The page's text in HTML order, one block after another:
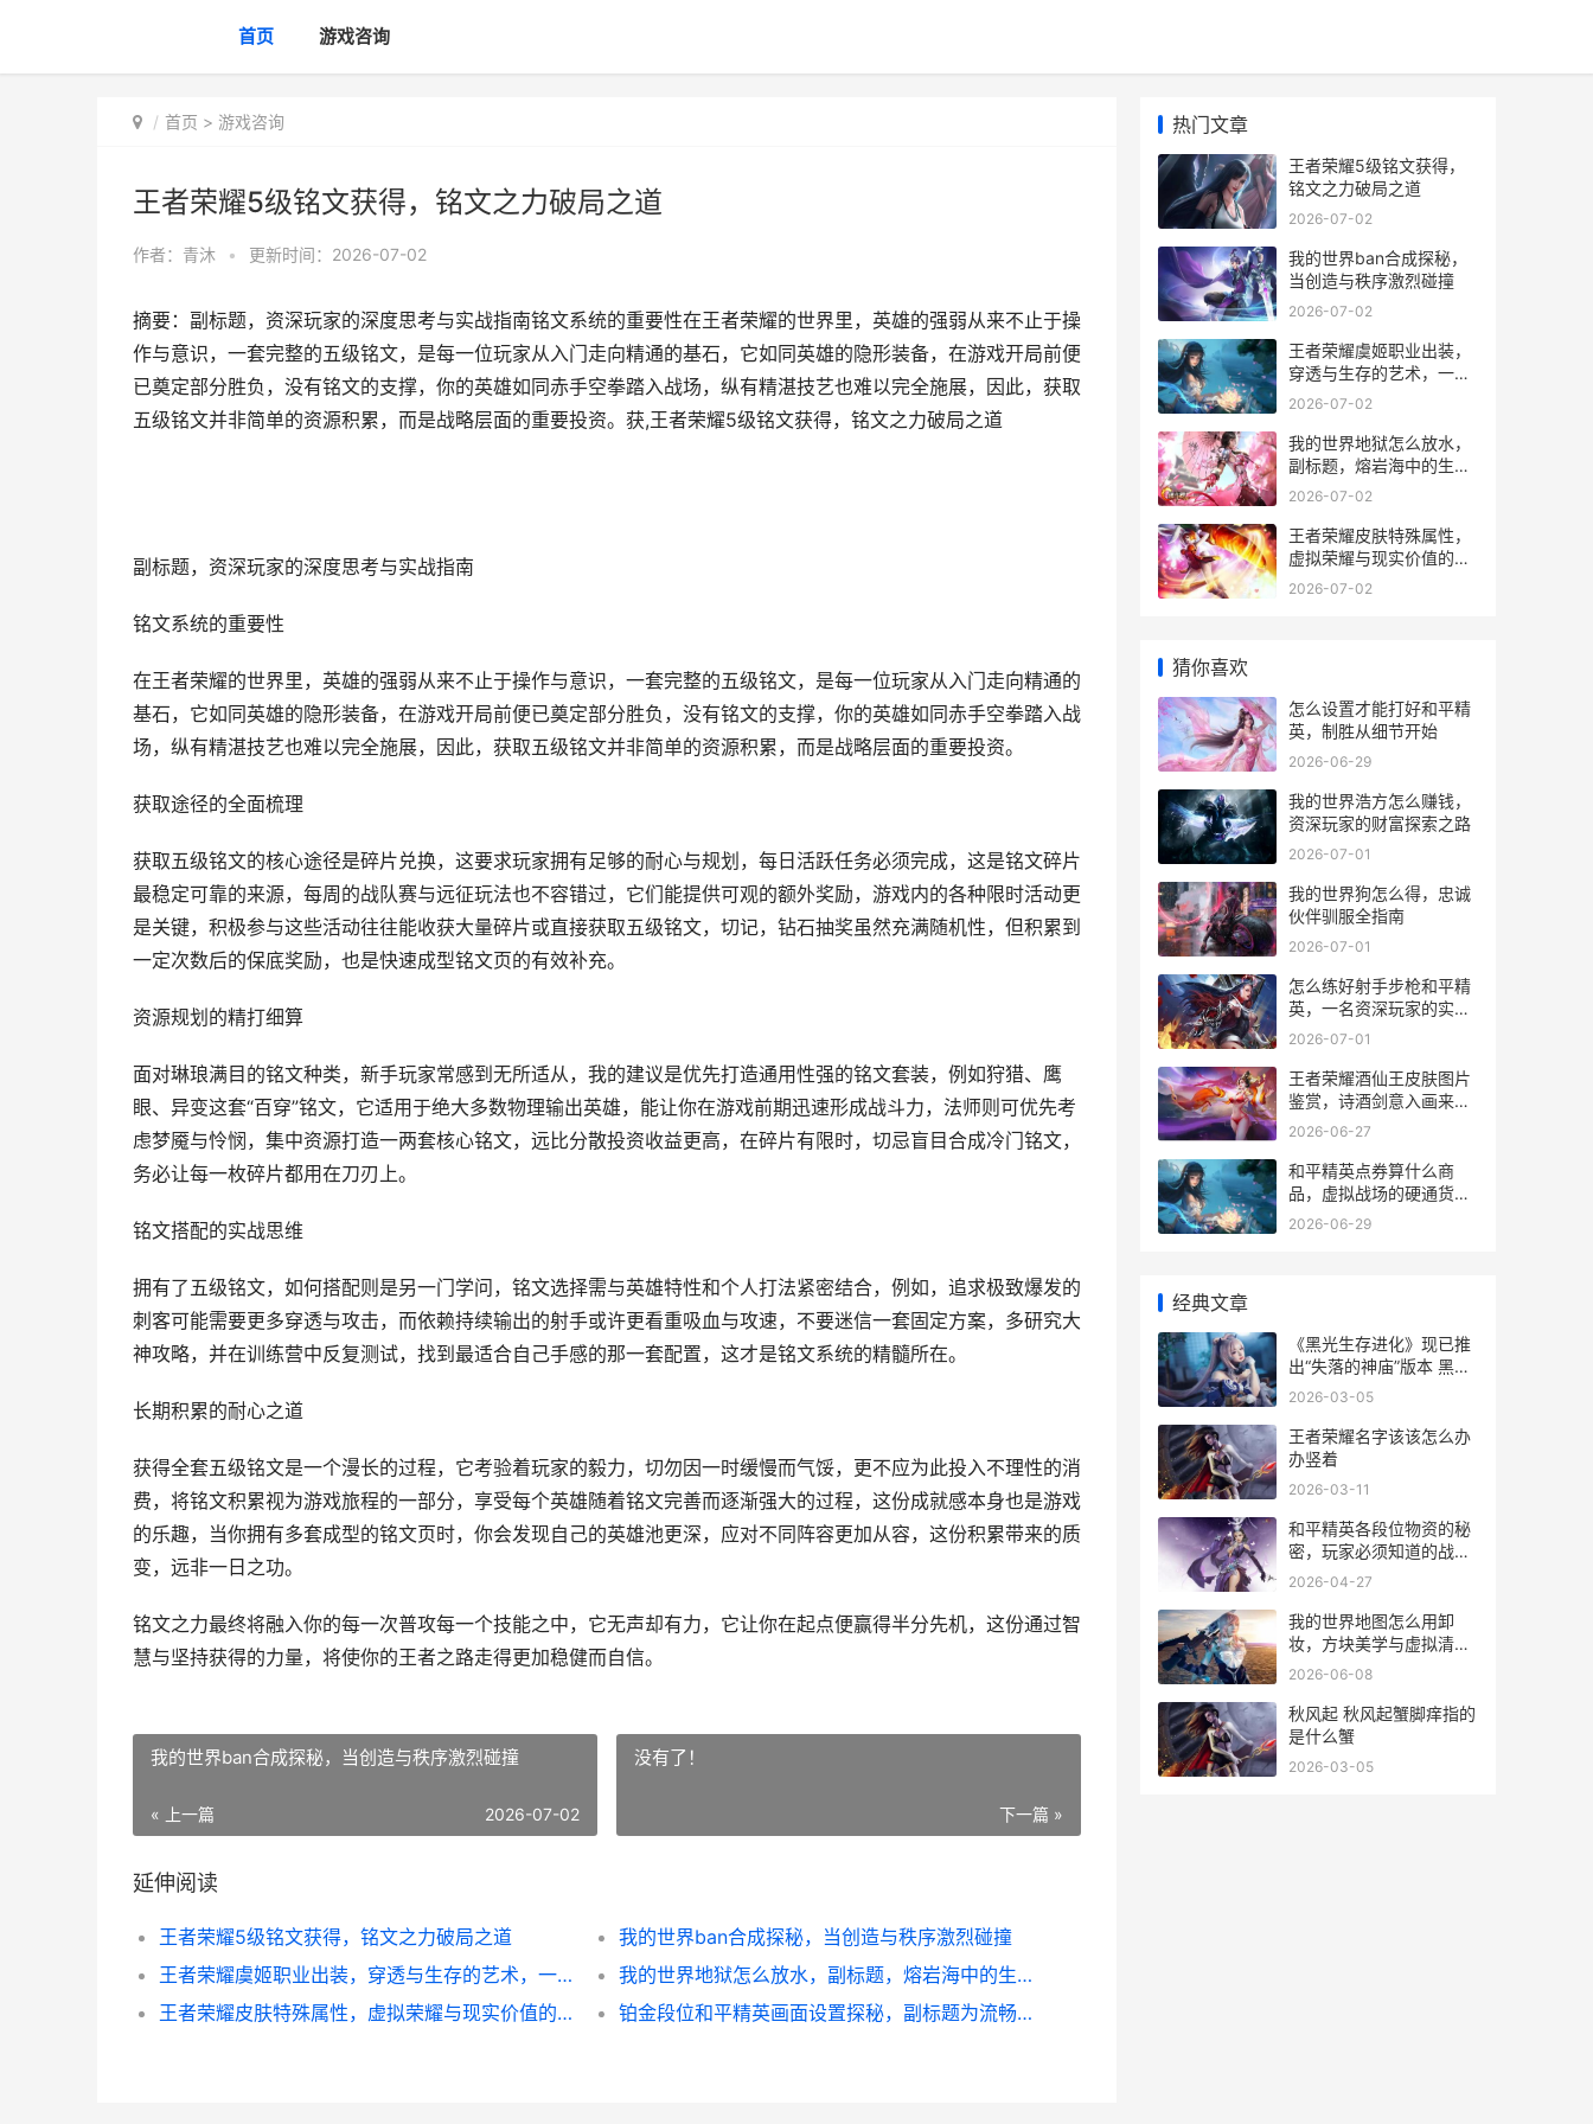
首页 游戏咨询
首页 > 游戏咨询
王者荣耀5级铭文获得，铭文之力破局之道
作者： 青沐 • 更新时间：2026-07-02
摘要：副标题，资深玩家的深度思考与实战指南铭文系统的重要性在王者荣耀的世界里，英雄的强弱从来不止于操
作与意识，一套完整的五级铭文，是每一位玩家从入门走向精通的基石，它如同英雄的隐形装备，在游戏开局前便
已奠定部分胜负，没有铭文的支撑，你的英雄如同赤手空拳踏入战场，纵有精湛技艺也难以完全施展，因此，获取
五级铭文并非简单的资源积累，而是战略层面的重要投资。获,王者荣耀5级铭文获得，铭文之力破局之道
副标题，资深玩家的深度思考与实战指南
铭文系统的重要性
在王者荣耀的世界里，英雄的强弱从来不止于操作与意识，一套完整的五级铭文，是每一位玩家从入门走向精通的
基石，它如同英雄的隐形装备，在游戏开局前便已奠定部分胜负，没有铭文的支撑，你的英雄如同赤手空拳踏入战
场，纵有精湛技艺也难以完全施展，因此，获取五级铭文并非简单的资源积累，而是战略层面的重要投资。
获取途径的全面梳理
获取五级铭文的核心途径是碎片兑换，这要求玩家拥有足够的耐心与规划，每日活跃任务必须完成，这是铭文碎片
最稳定可靠的来源，每周的战队赛与远征玩法也不容错过，它们能提供可观的额外奖励，游戏内的各种限时活动更
是关键，积极参与这些活动往往能收获大量碎片或直接获取五级铭文，切记，钻石抽奖虽然充满随机性，但积累到
一定次数后的保底奖励，也是快速成型铭文页的有效补充。
资源规划的精打细算
面对琳琅满目的铭文种类，新手玩家常感到无所适从，我的建议是优先打造通用性强的铭文套装，例如狩猎、鹰
眼、异变这套“百穿”铭文，它适用于绝大多数物理输出英雄，能让你在游戏前期迅速形成战斗力，法师则可优先考
虑梦魇与怜悯，集中资源打造一两套核心铭文，远比分散投资收益更高，在碎片有限时，切忌盲目合成冷门铭文，
务必让每一枚碎片都用在刀刃上。
铭文搭配的实战思维
拥有了五级铭文，如何搭配则是另一门学问，铭文选择需与英雄特性和个人打法紧密结合，例如，追求极致爆发的
刺客可能需要更多穿透与攻击，而依赖持续输出的射手或许更看重吸血与攻速，不要迷信一套固定方案，多研究大
神攻略，并在训练营中反复测试，找到最适合自己手感的那一套配置，这才是铭文系统的精髓所在。
长期积累的耐心之道
获得全套五级铭文是一个漫长的过程，它考验着玩家的毅力，切勿因一时缓慢而气馁，更不应为此投入不理性的消
费，将铭文积累视为游戏旅程的一部分，享受每个英雄随着铭文完善而逐渐强大的过程，这份成就感本身也是游戏
的乐趣，当你拥有多套成型的铭文页时，你会发现自己的英雄池更深，应对不同阵容更加从容，这份积累带来的质
变，远非一日之功。
铭文之力最终将融入你的每一次普攻每一个技能之中，它无声却有力，它让你在起点便赢得半分先机，这份通过智
慧与坚持获得的力量，将使你的王者之路走得更加稳健而自信。
我的世界ban合成探秘，当创造与秩序激烈碰撞
« 上一篇 2026-07-02
没有了！
下一篇 »
延伸阅读
王者荣耀5级铭文获得，铭文之力破局之道
我的世界ban合成探秘，当创造与秩序激烈碰撞
王者荣耀虞姬职业出装，穿透与生存的艺术，一位射手的攻守抉择
我的世界地狱怎么放水，副标题，熔岩海中的生存智慧
王者荣耀皮肤特殊属性，虚拟荣耀与现实价值的交织，副标题，光影特效下的心理博弈与社交资本
铂金段位和平精英画面设置探秘，副标题为流畅与视野的铂金博弈法则
热门文章
王者荣耀5级铭文获得，
铭文之力破局之道
2026-07-02
我的世界ban合成探秘，
当创造与秩序激烈碰撞
2026-07-02
王者荣耀虞姬职业出装，
穿透与生存的艺术，一位
射手的攻守抉择
2026-07-02
我的世界地狱怎么放水，
副标题，熔岩海中的生存
智慧
2026-07-02
王者荣耀皮肤特殊属性，
虚拟荣耀与现实价值的交
织，副标题，光影特效下
2026-07-02
猜你喜欢
怎么设置才能打好和平精
英，制胜从细节开始
2026-06-29
我的世界浩方怎么赚钱，
资深玩家的财富探索之路
2026-07-01
我的世界狗怎么得，忠诚
伙伴驯服全指南
2026-07-01
怎么练好射手步枪和平精
英，一名资深玩家的实战
精进之路
2026-07-01
王者荣耀酒仙王皮肤图片
鉴赏，诗酒剑意入画来，
一副标题为水墨江湖的逍
2026-06-27
和平精英点券算什么商
品，虚拟战场的硬通货与
情感纽带
2026-06-29
经典文章
《黑光生存进化》现已推
出“失落的神庙”版本 黑光
生存进化国际服
2026-03-05
王者荣耀名字该该怎么办
办竖着
2026-03-11
和平精英各段位物资的秘
密，玩家必须知道的战场
法则副标题
2026-04-27
我的世界地图怎么用卸
妆，方块美学与虚拟清洁
的哲思
2026-06-08
秋风起 秋风起蟹脚痒指的
是什么蟹
2026-03-05